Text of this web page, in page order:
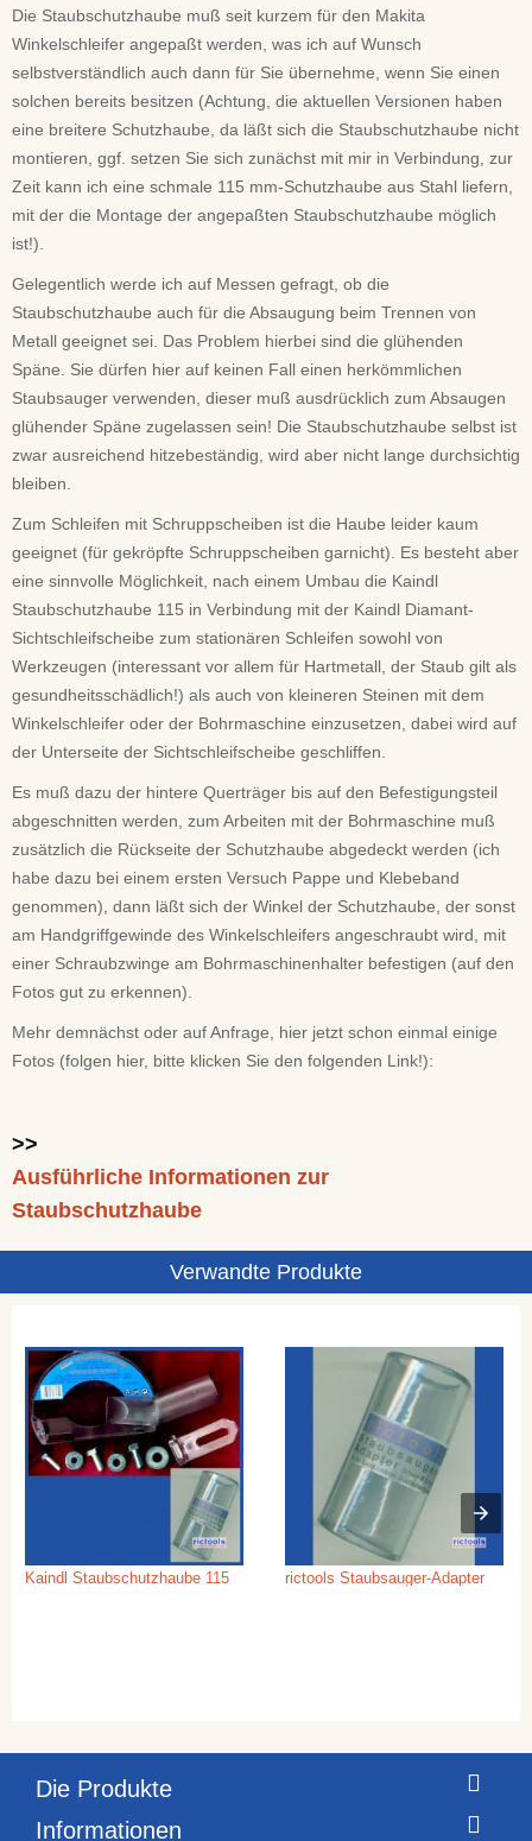
Die Staubschutzhaube muß seit kurzem für den Makita
Winkelschleifer angepaßt werden, was ich auf Wunsch
selbstverständlich auch dann für Sie übernehme, wenn Sie einen
solchen bereits besitzen (Achtung, die aktuellen Versionen haben
eine breitere Schutzhaube, da läßt sich die Staubschutzhaube nicht
montieren, ggf. setzen Sie sich zunächst mit mir in Verbindung, zur
Zeit kann ich eine schmale 115 mm-Schutzhaube aus Stahl liefern,
mit der die Montage der angepaßten Staubschutzhaube möglich
ist!).
Gelegentlich werde ich auf Messen gefragt, ob die
Staubschutzhaube auch für die Absaugung beim Trennen von
Metall geeignet sei. Das Problem hierbei sind die glühenden
Späne. Sie dürfen hier auf keinen Fall einen herkömmlichen
Staubsauger verwenden, dieser muß ausdrücklich zum Absaugen
glühender Späne zugelassen sein! Die Staubschutzhaube selbst ist
zwar ausreichend hitzebeständig, wird aber nicht lange durchsichtig
bleiben.
Zum Schleifen mit Schruppscheiben ist die Haube leider kaum
geeignet (für gekröpfte Schruppscheiben garnicht). Es besteht aber
eine sinnvolle Möglichkeit, nach einem Umbau die Kaindl
Staubschutzhaube 115 in Verbindung mit der Kaindl Diamant-
Sichtschleifscheibe zum stationären Schleifen sowohl von
Werkzeugen (interessant vor allem für Hartmetall, der Staub gilt als
gesundheitsschädlich!) als auch von kleineren Steinen mit dem
Winkelschleifer oder der Bohrmaschine einzusetzen, dabei wird auf
der Unterseite der Sichtschleifscheibe geschliffen.
Es muß dazu der hintere Querträger bis auf den Befestigungsteil
abgeschnitten werden, zum Arbeiten mit der Bohrmaschine muß
zusätzlich die Rückseite der Schutzhaube abgedeckt werden (ich
habe dazu bei einem ersten Versuch Pappe und Klebeband
genommen), dann läßt sich der Winkel der Schutzhaube, der sonst
am Handgriffgewinde des Winkelschleifers angeschraubt wird, mit
einer Schraubzwinge am Bohrmaschinenhalter befestigen (auf den
Fotos gut zu erkennen).
Mehr demnächst oder auf Anfrage, hier jetzt schon einmal einige
Fotos (folgen hier, bitte klicken Sie den folgenden Link!):
>>
Ausführliche Informationen zur
Staubschutzhaube
Verwandte Produkte
Kaindl Staubschutzhaube 115 rictools Staubsauger-Adapter
Die Produkte
Informationen